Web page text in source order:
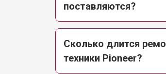
поставляются?
Сколько длится
техники Pioneer?